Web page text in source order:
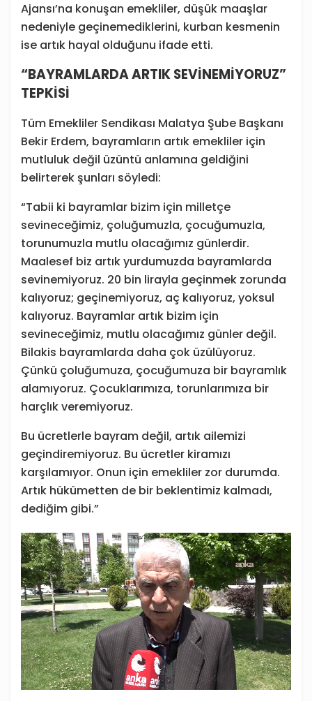
Ajansı’na konuşan emekliler, düşük maaşlar
nedeniyle geçinemediklerini, kurban kesmenin
ise artık hayal olduğunu ifade etti.
“BAYRAMLARDA ARTIK SEVİNEMİYORUZ”
TEPKİSİ
Tüm Emekliler Sendikası Malatya Şube Başkanı
Bekir Erdem, bayramların artık emekliler için
mutluluk değil üzüntü anlamına geldiğini
belirterek şunları söyledi:
“Tabii ki bayramlar bizim için milletçe
sevineceğimiz, çoluğumuzla, çocuğumuzla,
torunumuzla mutlu olacağımız günlerdir.
Maalesef biz artık yurdumuzda bayramlarda
sevinemiyoruz. 20 bin lirayla geçinmek zorunda
kalıyoruz; geçinemiyoruz, aç kalıyoruz, yoksul
kalıyoruz. Bayramlar artık bizim için
sevineceğimiz, mutlu olacağımız günler değil.
Bilakis bayramlarda daha çok üzülüyoruz.
Çünkü çoluğumuza, çocuğumuza bir bayramlık
alamıyoruz. Çocuklarımıza, torunlarımıza bir
harçlık veremiyoruz.
Bu ücretlerle bayram değil, artık ailemizi
geçindiremiyoruz. Bu ücretler kiramızı
karşılamıyor. Onun için emekliler zor durumda.
Artık hükümetten de bir beklentimiz kalmadı,
dediğim gibi.”